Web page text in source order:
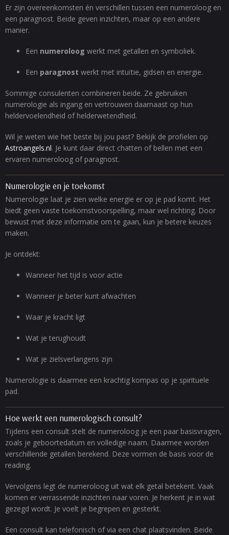
Er zijn overeenkomsten én verschillen tussen een numeroloog en
een paragnost. Beide geven inzichten, maar op een andere
manier.
Een numeroloog werkt met getallen en symboliek.
Een paragnost werkt met intuïtie, gidsen en energie.
Sommige consulenten combineren beide. Ze gebruiken
numerologie als ingang en vertrouwen daarnaast op hun
heldervoelendheid of helderwetendheid.
Wil je weten wie het beste bij jou past? Bekijk de profielen op
Astroangels.nl. Je kunt daar direct chatten of bellen met een
ervaren numeroloog of paragnost.
Numerologie en je toekomst
Numerologie laat je zien welke energie er op je pad komt. Het
biedt geen vaste toekomstvoorspelling, maar wel richting. Door
bewust met deze informatie om te gaan, kun je betere keuzes
maken.
Je ontdekt:
Wanneer het tijd is voor actie
Wanneer je beter kunt afwachten
Waar je kracht ligt
Wat je terughoudt
Wat je zielsverlangens zijn
Numerologie is daarmee een krachtig kompas op je spirituele
pad.
Hoe werkt een numerologisch consult?
Tijdens een consult stelt de numeroloog je een paar basisvragen,
zoals je geboortedatum en volledige naam. Daarmee worden
verschillende getallen berekend. Deze vormen de basis voor de
reading.
Vervolgens legt de numeroloog uit wat elk getal betekent. Vaak
komen er verrassende inzichten naar voren. Je herkent je in wat
gezegd wordt. Je voelt je begrepen en gesterkt.
Een consult kan telefonisch of via een chat plaatsvinden. Beide